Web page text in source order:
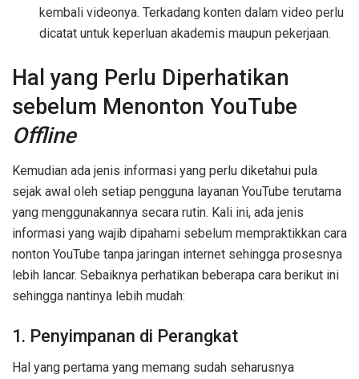
kembali videonya. Terkadang konten dalam video perlu
dicatat untuk keperluan akademis maupun pekerjaan.
Hal yang Perlu Diperhatikan
sebelum Menonton YouTube
Offline
Kemudian ada jenis informasi yang perlu diketahui pula
sejak awal oleh setiap pengguna layanan YouTube terutama
yang menggunakannya secara rutin. Kali ini, ada jenis
informasi yang wajib dipahami sebelum mempraktikkan cara
nonton YouTube tanpa jaringan internet sehingga prosesnya
lebih lancar. Sebaiknya perhatikan beberapa cara berikut ini
sehingga nantinya lebih mudah:
1. Penyimpanan di Perangkat
Hal yang pertama yang memang sudah seharusnya